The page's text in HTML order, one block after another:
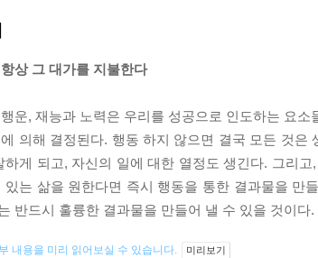
상 그 대가를 지불한다
운, 재능과 노력은 우리를 성공으로 인도하는 요
의해 결정된다. 행동 하지 않으면 결국 모든 것
하게 되고, 자신의 일에 대한 열정도 생긴다. 그리
있는 삶을 원한다면 즉시 행동을 통한 결과물을 만
반드시 훌륭한 결과물을 만들어 낼 수 있을 것이다.
내용을 미리 읽어보실 수 있습니다. 미리보기